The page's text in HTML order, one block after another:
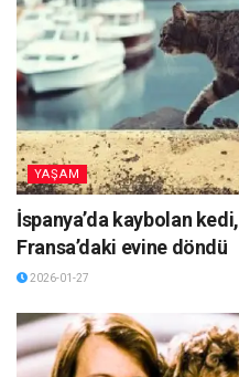
YAŞAM
İspanya’da kaybolan
Fransa’daki evine döndü
2026-01-27